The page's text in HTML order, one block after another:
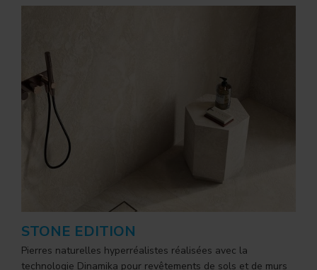
STONE EDITION
Pierres naturelles hyperréalistes réalisées avec la
technologie Dinamika pour revêtements de sols et de murs